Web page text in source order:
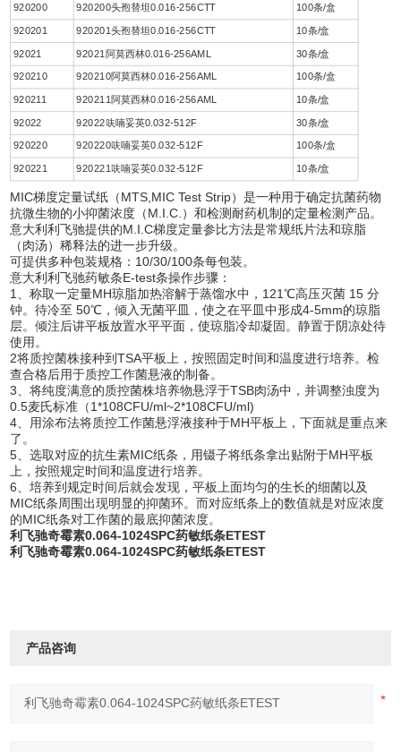
920200
920200头孢替坦0.016-256CTT 100条/盒
920201 920201头孢替坦0.016-256CTT 10条/盒
92021 92021阿莫西林0.016-256AML
30条/盒
920210
920210阿莫西林0.016-256AML 100条/盒
920211 920211阿莫西林0.016-256AML 10条/盒
92022 92022呋喃妥英0.032-512F
30条/盒
920220
920220呋喃妥英0.032-512F 100条/盒
920221 920221呋喃妥英0.032-512F 10条/盒
MIC梯度定量试纸（MTS,MIC Test Strip）是一种用于确定抗菌药物
抗微生物的小抑菌浓度（M.I.C.）和检测耐药机制的定量检测产品。
意大利利飞驰提供的M.I.C梯度定量参比方法是常规纸片法和琼脂
（肉汤）稀释法的进一步升级。
可提供多种包装规格：10/30/100条每包装。
意大利利飞驰药敏条E-test条操作步骤：
1、称取一定量MH琼脂加热溶解于蒸馏水中，121℃高压灭菌 15 分
钟。待冷至 50℃，倾入无菌平皿，使之在平皿中形成4-5mm的琼脂
层。倾注后讲平板放置水平平面，使琼脂冷却凝固。静置于阴凉处待
使用。
2将质控菌株接种到TSA平板上，按照固定时间和温度进行培养。检
查合格后用于质控工作菌悬液的制备。
3、将纯度满意的质控菌株培养物悬浮于TSB肉汤中，并调整浊度为
0.5麦氏标准（1*108CFU/ml~2*108CFU/ml)
4、用涂布法将质控工作菌悬浮液接种于MH平板上，下面就是重点来
了。
5、选取对应的抗生素MIC纸条，用镊子将纸条拿出贴附于MH平板
上，按照规定时间和温度进行培养。
6、培养到规定时间后就会发现，平板上面均匀的生长的细菌以及
MIC纸条周围出现明显的抑菌环。而对应纸条上的数值就是对应浓度
的MIC纸条对工作菌的最底抑菌浓度。
利飞驰奇霉素0.064-1024SPC药敏纸条ETEST
利飞驰奇霉素0.064-1024SPC药敏纸条ETEST
产品咨询